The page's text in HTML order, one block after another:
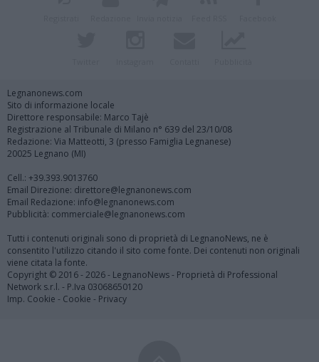
Legnanonews.com
Sito di informazione locale
Direttore responsabile: Marco Tajè
Registrazione al Tribunale di Milano n° 639 del 23/10/08
Redazione: Via Matteotti, 3 (presso Famiglia Legnanese)
20025 Legnano (MI)
Cell.: +39.393.9013760
Email Direzione: direttore@legnanonews.com
Email Redazione: info@legnanonews.com
Pubblicità: commerciale@legnanonews.com
Tutti i contenuti originali sono di proprietà di LegnanoNews, ne è
consentito l'utilizzo citando il sito come fonte. Dei contenuti non originali
viene citata la fonte.
Copyright © 2016 - 2026 - LegnanoNews - Proprietà di Professional
Network s.r.l. - P.Iva 03068650120
Imp. Cookie - Cookie - Privacy